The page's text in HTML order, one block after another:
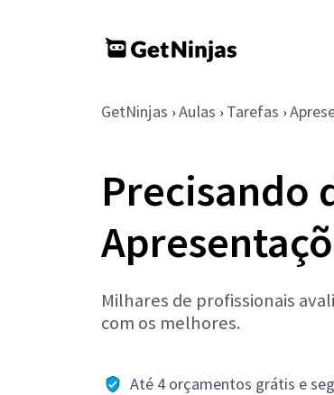
GetNinjas › Aulas › Tarefas ›
Precisando
Milhares de profissionais
com os melhores.
Até 4 orçamentos grátis e